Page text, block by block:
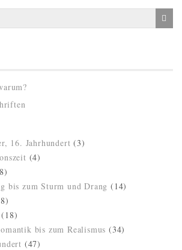
16. Jahrhundert (3)
(4)
bis zum Sturm und Drang (14)
(18)
bis zum Realismus (34)
(47)